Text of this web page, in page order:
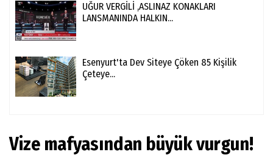
UĞUR VERGİLİ ,ASLINAZ KONAKLARI
LANSMANINDA HALKIN...
Esenyurt'ta Dev Siteye Çöken 85 Kişilik
Çeteye...
Vize mafyasından büyük vurgun!